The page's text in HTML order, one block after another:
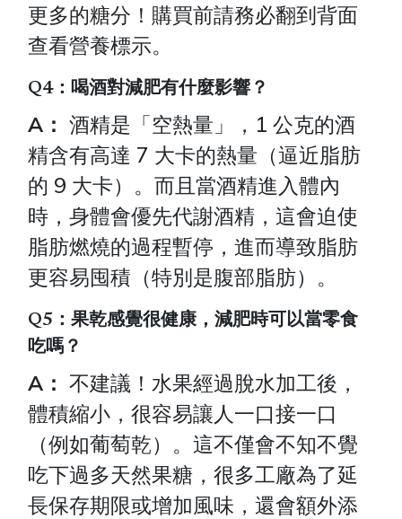
更多的糖分！購買前請務必翻到背面
查看營養標示。
Q4：喝酒對減肥有什麼影響？
A： 酒精是「空熱量」，1 公克的酒
精含有高達 7 大卡的熱量（逼近脂肪
的 9 大卡）。而且當酒精進入體內
時，身體會優先代謝酒精，這會迫使
脂肪燃燒的過程暫停，進而導致脂肪
更容易囤積（特別是腹部脂肪）。
Q5：果乾感覺很健康，減肥時可以當零食
吃嗎？
A： 不建議！水果經過脫水加工後，
體積縮小，很容易讓人一口接一口
（例如葡萄乾）。這不僅會不知不覺
吃下過多天然果糖，很多工廠為了延
長保存期限或增加風味，還會額外添